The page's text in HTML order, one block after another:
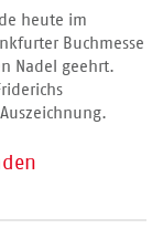
heute im
Buchmesse
Nadel geehrt.